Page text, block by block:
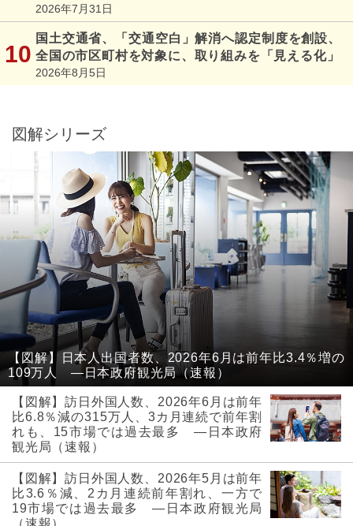
2026年7月31日
国土交通省、「交通空白」解消へ認定制度を創設、
全国の市区町村を対象に、取り組みを「見える化」
2026年8月5日
図解シリーズ
【図解】日本人出国者数、2026年6月は前年比3.4％増の
109万人 ―日本政府観光局（速報）
【図解】訪日外国人数、2026年6月は前年
比6.8％減の315万人、3カ月連続で前年割
れも、15市場では過去最多 ―日本政府
観光局（速報）
【図解】訪日外国人数、2026年5月は前年
比3.6％減、2カ月連続前年割れ、一方で
19市場では過去最多 ―日本政府観光局